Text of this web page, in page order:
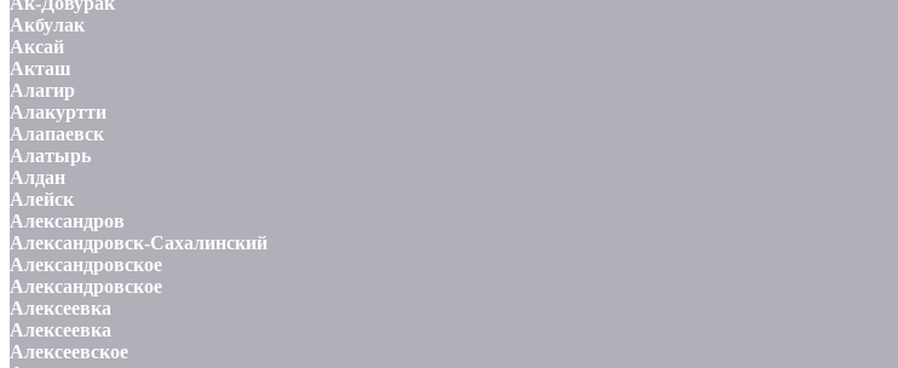
Акбулак
Аксай
Акташ
Алагир
Алакуртти
Алапаевск
Алатырь
Алдан
Алейск
Александров
Александровск-Сахалинский
Александровское
Александровское
Алексеевка
Алексеевка
Алексеевское